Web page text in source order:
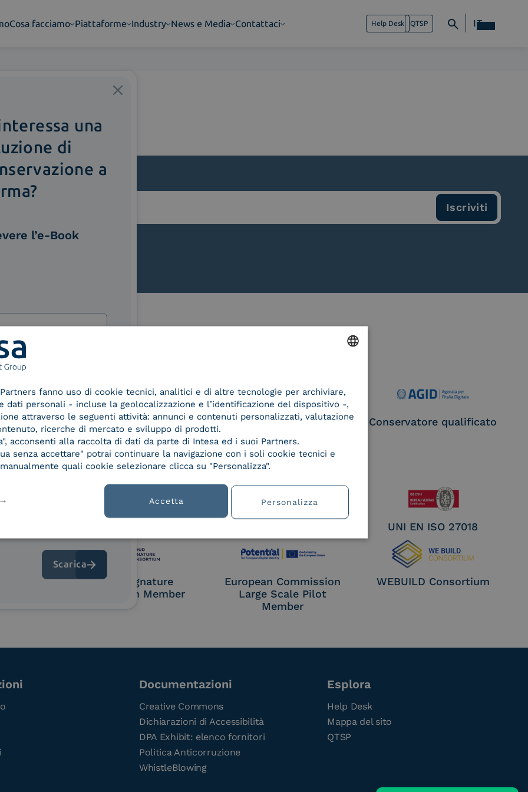
Cosa facciamo Piattaforme Industry News e Media Contattaci Help Desk QTSP IT
Trust
for
/
Service Provider e
Aggregatore SPID
Service Provider e
Conservatore qualificato
UNI EN ISO 27018
Access
Cloud Signature
Consortium Member
European Commission
Large Scale Pilot
Member
WEBUILD Consortium
una
di
a
l’e-Book
e offerte di INTESA.
di INTESA.
inviando una e-mail
se non si desidera ricevere
facendo clic sul
e-mail.
nelle Norme di tutela della
di aver letto e compreso
Documentazioni
Creative Commons
Dichiarazioni di Accessibilità
DPA Exhibit: elenco fornitori
Politica Anticorruzione
WhistleBlowing
Esplora
Help Desk
Mappa del sito
QTSP
ITALIAN
fanno uso di cookie tecnici, analitici e di altre tecnologie per archiviare,
dati personali - incluse la geolocalizzazione e l’identificazione del dispositivo -,
attraverso le seguenti attività: annunci e contenuti personalizzati, valutazione
ricerche di mercato e sviluppo di prodotti.
acconsenti alla raccolta di dati da parte di Intesa ed i suoi Partners.
senza accettare" potrai continuare la navigazione con i soli cookie tecnici e
quali cookie selezionare clicca su "Personalizza".
Accetta Personalizza